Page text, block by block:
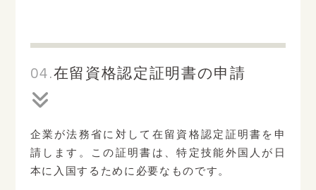
04.在留資格認定証明書の申請
企業が法務省に対して在留資格認定証明書を申
請します。この証明書は、特定技能外国人が日
本に入国するために必要なものです。